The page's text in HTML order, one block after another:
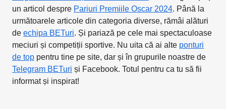
un articol despre Pariuri Premiile Oscar 2024. Până la
următoarele articole din categoria diverse, rămâi alături
de echipa BETuri. Și pariază pe cele mai spectaculoase
meciuri și competiții sportive. Nu uita că ai alte ponturi
de top pentru tine pe site, dar și în grupurile noastre de
Telegram BETuri și Facebook. Totul pentru ca tu să fii
informat și inspirat!